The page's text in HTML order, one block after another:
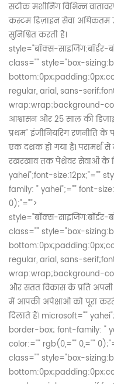
सटीक मशीनिंग विभिन्न
कस्टम डिज़ाइन सेवा अधिकतम
सुनिश्चित करती है।
style="बॉक्स-साइजिंग:बॉर्डर-
class="" style="box-
regular, arial, sans-
wrap:wrap;background-
आश्वासन और 25 साल की
प्रथम" इंजीनियरिंग रणनीति
एक दशक हो गया है। परामर्श
रखरखाव तक पेशेवर सेवाओं के
yahei";font-size:12px;"=""
family: " yahei";="" font-
0);"="">
style="बॉक्स-साइजिंग:बॉर्डर-
class="" style="box-
regular, arial, sans-
wrap:wrap;background-
और सतत विकास के प्रति
में आपकी अपेक्षाओं को पूरा
दिलाते हैं। microsoft=""
border-box; font-family: "
color:="" rgb(0,="" 0,=""
class="" style="box-